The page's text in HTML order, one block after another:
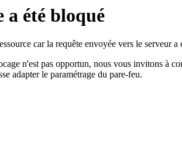
a été bloqué
car la requête envoyée vers le serveur a
n'est pas opportun, nous vous invitons à
adapter le paramétrage du pare-feu.